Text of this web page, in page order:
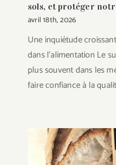
sols, et protéger
avril 18th, 2026
Une inquiétude
dans l’alimentation Le
plus souvent dans les
faire confiance à la